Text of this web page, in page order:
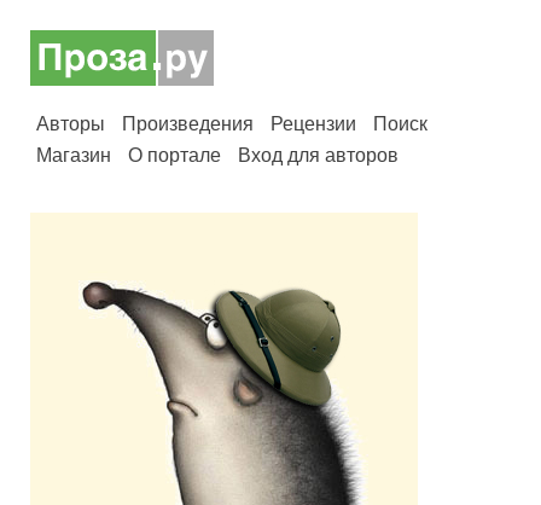
Авторы Произведения Рецензии
Поиск
Магазин
О портале Вход для авторов